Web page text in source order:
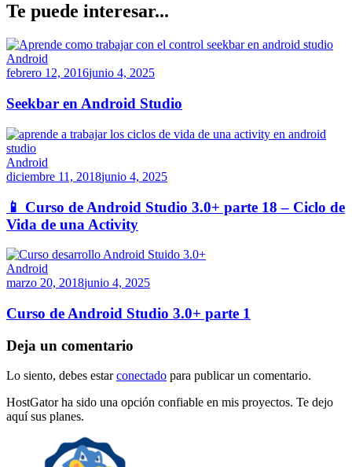
Te puede interesar...
Android
febrero 12, 2016junio 4, 2025
Seekbar en Android Studio
Android
diciembre 11, 2018junio 4, 2025
📱 Curso de Android Studio 3.0+ parte 18 – Ciclo de
Vida de una Activity
Android
marzo 20, 2018junio 4, 2025
Curso de Android Studio 3.0+ parte 1
Deja un comentario
Lo siento, debes estarconectado para publicar un comentario.
HostGator ha sido una opción confiable en mis proyectos. Te dejo
aquí sus planes.